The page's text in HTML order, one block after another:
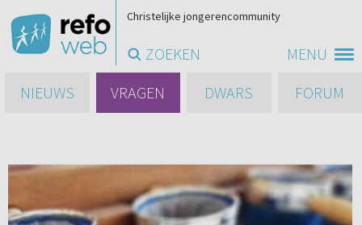
MENU
Christelijke jongerencommunity
ZOEKEN
NIEUWS
VRAGEN DWARS FORUM